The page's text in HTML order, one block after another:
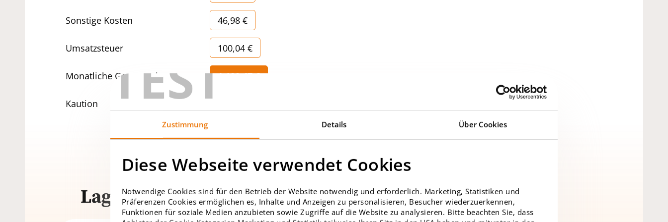
TEST
Zustimmung Details Über Cookies
Diese Webseite verwendet Cookies
Notwendige Cookies sind für den Betrieb der Website notwendig und erforderlich. Marketing, Statistiken und
Präferenzen Cookies ermöglichen es, Inhalte und Anzeigen zu personalisieren, Besucher wiederzuerkennen,
Funktionen für soziale Medien anzubieten sowie Zugriffe auf die Website zu analysieren. Bitte beachten Sie, dass
Sonstige Kosten 46,98 €
Umsatzsteuer 100,04 €
Monatliche Gesamtmiete 1.100,47 €
Kaution
Lage